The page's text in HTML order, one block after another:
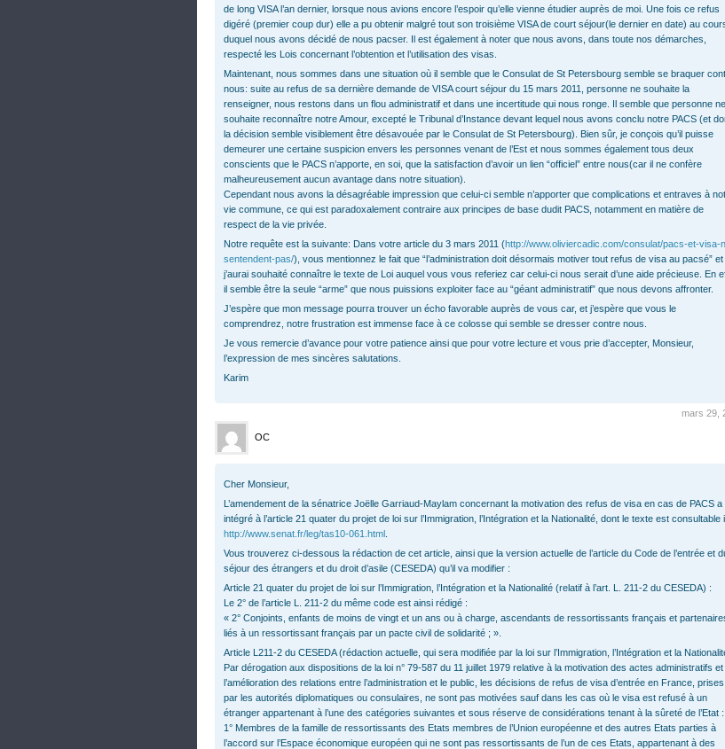
de long VISA l’an dernier, lorsque nous avions encore l’espoir qu’elle vienne étudier auprès de moi. Une fois ce refus
digéré (premier coup dur) elle a pu obtenir malgré tout son troisième VISA de court séjour(le dernier en date) au
duquel nous avons décidé de nous pacser. Il est également à noter que nous avons, dans toute nos démarches,
respecté les Lois concernant l’obtention et l’utilisation des visas.
Maintenant, nous sommes dans une situation où il semble que le Consulat de St Petersbourg semble se braquer
nous: suite au refus de sa dernière demande de VISA court séjour du 15 mars 2011, personne ne souhaite la
renseigner, nous restons dans un flou administratif et dans une incertitude qui nous ronge. Il semble que personne ne
souhaite reconnaître notre Amour, excepté le Tribunal d’Instance devant lequel nous avons conclu notre PACS (et
la décision semble visiblement être désavouée par le Consulat de St Petersbourg). Bien sûr, je conçois qu’il puisse
demeurer une certaine suspicion envers les personnes venant de l’Est et nous sommes également tous deux
conscients que le PACS n’apporte, en soi, que la satisfaction d’avoir un lien “officiel” entre nous(car il ne confère
malheureusement aucun avantage dans notre situation).
Cependant nous avons la désagréable impression que celui-ci semble n’apporter que complications et entraves à
vie commune, ce qui est paradoxalement contraire aux principes de base dudit PACS, notamment en matière de
respect de la vie privée.
Notre requête est la suivante: Dans votre article du 3 mars 2011 (http://www.oliviercadic.com/consulat/pacs-et-visa-
sentendent-pas/), vous mentionnez le fait que “l’administration doit désormais motiver tout refus de visa au pacsé” et
j’aurai souhaité connaître le texte de Loi auquel vous vous referiez car celui-ci nous serait d’une aide précieuse. En
il semble être la seule “arme” que nous puissions exploiter face au “géant administratif” que nous devons affronter.
J’espère que mon message pourra trouver un écho favorable auprès de vous car, et j’espère que vous le
comprendrez, notre frustration est immense face à ce colosse qui semble se dresser contre nous.
Je vous remercie d’avance pour votre patience ainsi que pour votre lecture et vous prie d’accepter, Monsieur,
l’expression de mes sincères salutations.
Karim
mars 29,
OC
Cher Monsieur,
L’amendement de la sénatrice Joëlle Garriaud-Maylam concernant la motivation des refus de visa en cas de PACS a
intégré à l’article 21 quater du projet de loi sur l’Immigration, l’Intégration et la Nationalité, dont le texte est consultable
http://www.senat.fr/leg/tas10-061.html
Vous trouverez ci-dessous la rédaction de cet article, ainsi que la version actuelle de l’article du Code de l’entrée et
séjour des étrangers et du droit d’asile (CESEDA) qu’il va modifier :
Article 21 quater du projet de loi sur l’Immigration, l’Intégration et la Nationalité (relatif à l’art. L. 211-2 du CESEDA) :
Le 2° de l’article L. 211-2 du même code est ainsi rédigé :
« 2° Conjoints, enfants de moins de vingt et un ans ou à charge, ascendants de ressortissants français et
liés à un ressortissant français par un pacte civil de solidarité ; ».
Article L211-2 du CESEDA (rédaction actuelle, qui sera modifiée par la loi sur l’Immigration, l’Intégration et la
Par dérogation aux dispositions de la loi n° 79-587 du 11 juillet 1979 relative à la motivation des actes administratifs et
l’amélioration des relations entre l’administration et le public, les décisions de refus de visa d’entrée en France, prises
par les autorités diplomatiques ou consulaires, ne sont pas motivées sauf dans les cas où le visa est refusé à un
étranger appartenant à l’une des catégories suivantes et sous réserve de considérations tenant à la sûreté de l’Etat :
1° Membres de la famille de ressortissants des Etats membres de l’Union européenne et des autres Etats parties à
l’accord sur l’Espace économique européen qui ne sont pas ressortissants de l’un de ces Etats, appartenant à des